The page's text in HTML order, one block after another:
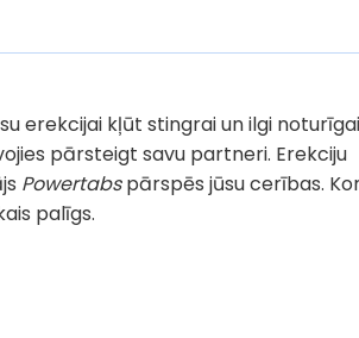
erekcijai kļūt stingrai un ilgi
pārsteigt savu partneri. Erekciju
Powertabspārspēs jūsu cerības.
palīgs.